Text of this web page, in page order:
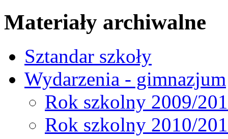
Materiały archiwalne
Sztandar szkoły
Wydarzenia - gimnazjum
Rok szkolny 2009/
Rok szkolny 2010/